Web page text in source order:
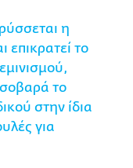
η
το
σοβαρά το
στην ίδια
για